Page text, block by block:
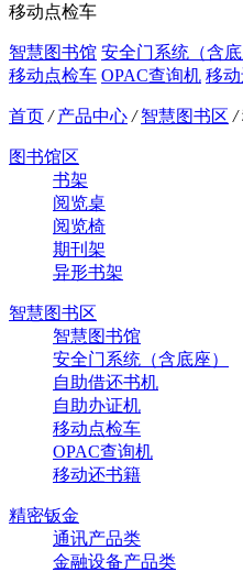
移动点检车
智慧图书馆 安全门系统（含底
移动点检车 OPAC查询机 移
首页 / 产品中心 / 智慧图书区 /
图书馆区
书架
阅览桌
阅览椅
期刊架
异形书架
智慧图书区
智慧图书馆
安全门系统（含底座）
自助借还书机
自助办证机
移动点检车
OPAC查询机
移动还书籍
精密钣金
通讯产品类
金融设备产品类